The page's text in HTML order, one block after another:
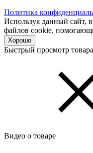
Политика
Используя данный сайт,
файлов cookie,
Хорошо
Быстрый просмотр товара
Видео о товаре